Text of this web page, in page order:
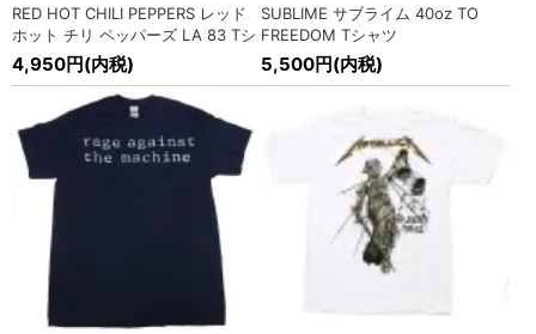
2026/4/2
海外オフィシャル バンドTシャツ各種入荷! » MORE
オフィシャル 映画、ドラマ Tシャツ入荷!
2026/3/28
POWELL PERALTA (パウエル) スウィングトップ ジャケッ
ト、ワークシャツ入荷!
» MORE
2026/3/14
SEEK&DESTROY(シーク アンド デストロイ) スナップバック
キャップ各種、ウェストバッグ入荷!
RED HOT CHILI PEPPERS レッド
ホット チリ ペッパーズ LA 83 Tシ
ャツ
4,950円(内税)
SUBLIME サブライム 40oz TO
FREEDOM Tシャツ
5,500円(内税)